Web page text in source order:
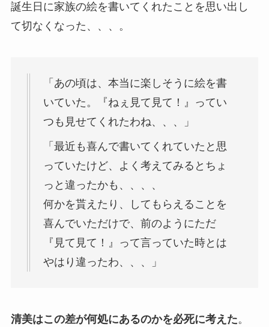
誕生日に家族の絵を書いてくれたことを思い出し
て切なくなった、、、。
「あの頃は、本当に楽しそうに絵を書
いていた。『ねぇ見て見て！』ってい
つも見せてくれたわね、、、」
「最近も喜んで書いてくれていたと思
っていたけど、よく考えてみるとちょ
っと違ったかも、、、、
何かを貰えたり、してもらえることを
喜んでいただけで、前のようにただ
『見て見て！』って言っていた時とは
やはり違ったわ、、、」
清美はこの差が何処にあるのかを必死に考えた。